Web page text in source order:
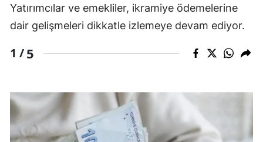
Yatırımcılar ve emekliler, ikramiye ödemelerine
dair gelişmeleri dikkatle izlemeye devam ediyor.
1 /5